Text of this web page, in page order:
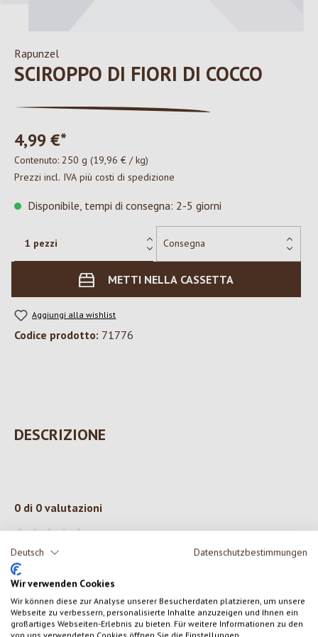
Deutsch Datenschutzbestimmungen
Wir verwenden Cookies
Wir können diese zur Analyse unserer Besucherdaten platzieren, um unsere
Webseite zu verbessern, personalisierte Inhalte anzuzeigen und Ihnen ein
großartiges Webseiten-Erlebnis zu bieten. Für weitere Informationen zu den
Rapunzel
SCIROPPO DI FIORI DI COCCO
4,99 €*
Contenuto: 250 g (19,96 € / kg)
Prezzi incl. IVA più costi di spedizione
Disponibile, tempi di consegna: 2-5 giorni
METTI NELLA CASSETTA
Aggiungi alla wishlist
Codice prodotto: 71776
DESCRIZIONE
0 di 0 valutazioni
Valutazione media di 0 su 5 stelle
Formula una valutazione!
Condividi le tue esperienze con il prodotto con altri clienti.
SCRIVERE UNA RECENSIONE